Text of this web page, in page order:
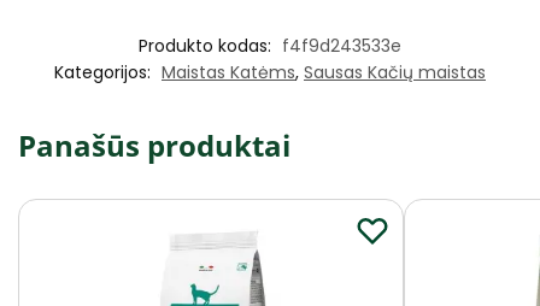
Produkto kodas: f4f9d243533e
Kategorijos: Maistas Katėms, Sausas Kačių maistas
Panašūs produktai